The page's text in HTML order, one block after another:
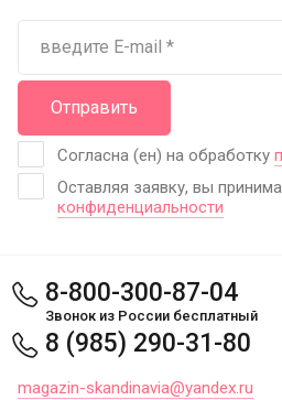
Согласна (ен) на обработку
Оставляя заявку, вы
конфиденциальности
Отправить
8-800-300-87-04
Звонок из России бесплатный
8 (985) 290-31-80
magazin-skandinavia@yandex.ru